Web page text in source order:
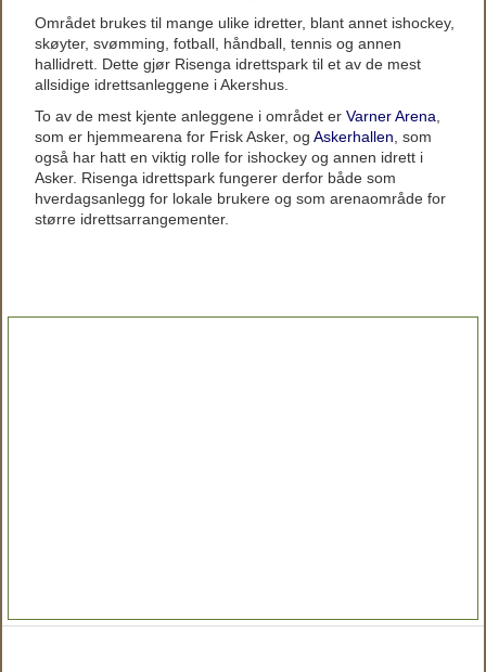
Området brukes til mange ulike idretter, blant annet ishockey,
skøyter, svømming, fotball, håndball, tennis og annen
hallidrett. Dette gjør Risenga idrettspark til et av de mest
allsidige idrettsanleggene i Akershus.
To av de mest kjente anleggene i området er Varner Arena
som er hjemmearena for Frisk Asker, og Askerhallen , som
også har hatt en viktig rolle for ishockey og annen idrett i
Asker. Risenga idrettspark fungerer derfor både som
hverdagsanlegg for lokale brukere og som arenaområde for
større idrettsarrangementer.